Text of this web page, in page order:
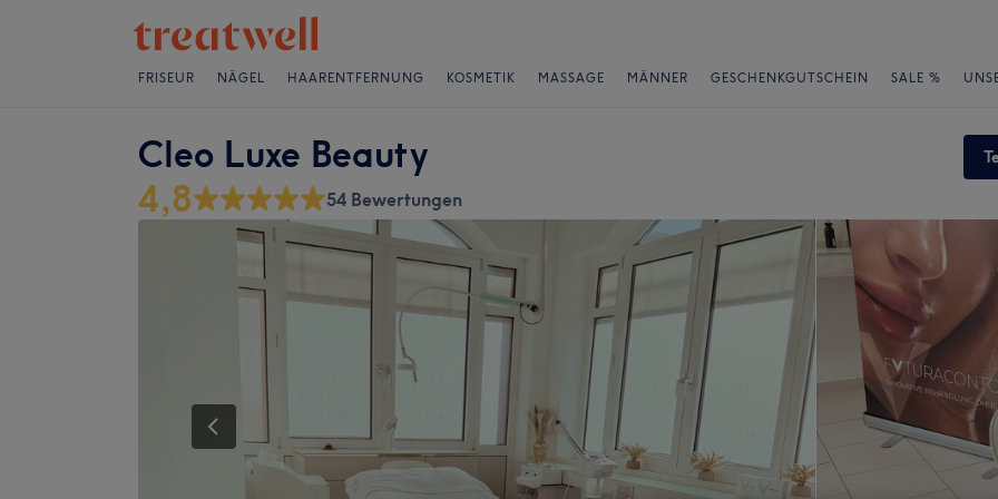
FRISEUR NÄGEL HAARENTFERNUNG KOSMETIK MASSAGE MÄNNER GESCHENKGUTSCHEIN SALE %
Cleo Luxe Beauty
4,8 54 Bewertungen